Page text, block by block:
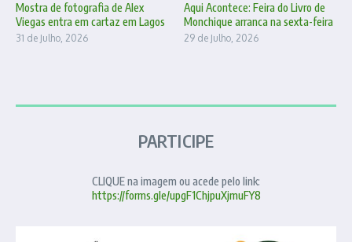
Mostra de fotografia de Alex
Viegas entra em cartaz em Lagos
31 de Julho, 2026
Aqui Acontece: Feira do Livro de
Monchique arranca na sexta-feira
29 de Julho, 2026
PARTICIPE
CLIQUE na imagem ou acede pelo link:
https://forms.gle/upgF1ChjpuXjmuFY8